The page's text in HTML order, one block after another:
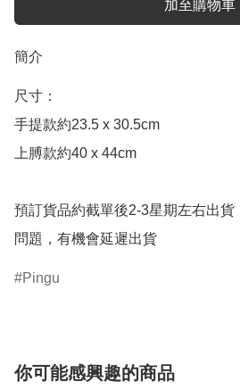
加至購物車
簡介
尺寸：
手提款約23.5 x 30.5cm
上膊款約40 x 44cm
預訂貨品約截單後2-3星期左右出貨
問題，有機會延遲出貨
Pingu
你可能感興趣的商品